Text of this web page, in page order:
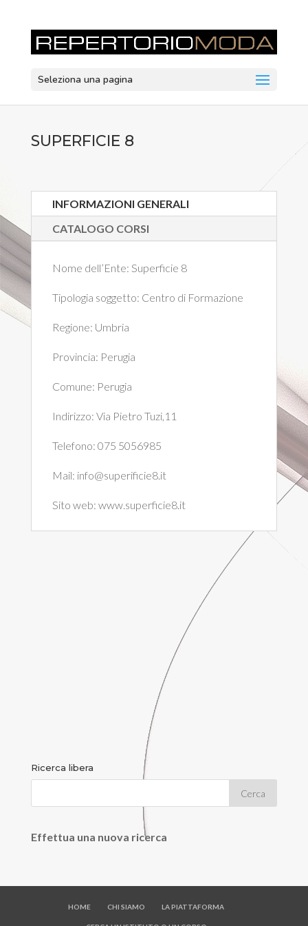
Seleziona una pagina
SUPERFICIE 8
INFORMAZIONI GENERALI
CATALOGO CORSI
Nome dell’Ente: Superficie 8
Tipologia soggetto: Centro di Formazione
Regione: Umbria
Provincia: Perugia
Comune: Perugia
Indirizzo: Via Pietro Tuzi,11
Telefono: 075 5056985
Mail: info@superificie8.it
Sito web: www.superficie8.it
Ricerca libera
Effettua una nuova ricerca
HOME CHI SIAMO LA PIATTAFORMA